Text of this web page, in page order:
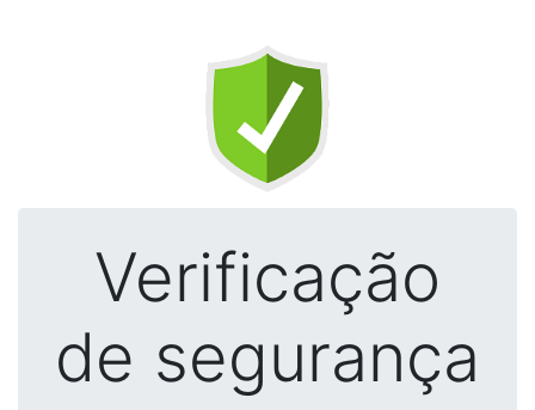
Verificação
de segurança